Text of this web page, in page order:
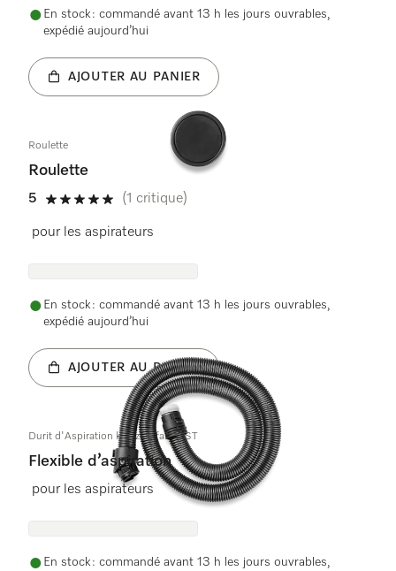
En stock : commandé avant 13 h les jours ouvrables,
expédié aujourd’hui
AJOUTER AU PANIER
Roulette
Roulette
5
5 étoiles sur 5
(1 critique)
pour les aspirateurs
En stock : commandé avant 13 h les jours ouvrables,
expédié aujourd’hui
AJOUTER AU PANIER
Durit d'Aspiration kpl. zweifarbig ST
Flexible d’aspiration
pour les aspirateurs
En stock : commandé avant 13 h les jours ouvrables,